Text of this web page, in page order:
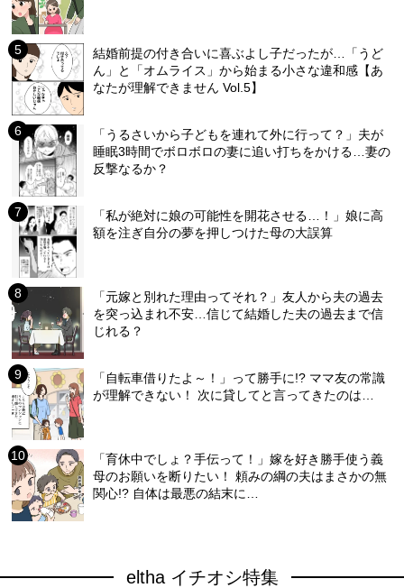
結婚前提の付き合いに喜ぶよし子だったが…「うど
ん」と「オムライス」から始まる小さな違和感【あ
なたが理解できません Vol.5】
「うるさいから子どもを連れて外に行って？」夫が
睡眠3時間でボロボロの妻に追い打ちをかける…妻の
反撃なるか？
「私が絶対に娘の可能性を開花させる…！」娘に高
額を注ぎ自分の夢を押しつけた母の大誤算
「元嫁と別れた理由ってそれ？」友人から夫の過去
を突っ込まれ不安…信じて結婚した夫の過去まで信
じれる？
「自転車借りたよ～！」って勝手に!? ママ友の常識
が理解できない！ 次に貸してと言ってきたのは…
「育休中でしょ？手伝って！」嫁を好き勝手使う義
母のお願いを断りたい！ 頼みの綱の夫はまさかの無
関心!? 自体は最悪の結末に…
eltha イチオシ特集